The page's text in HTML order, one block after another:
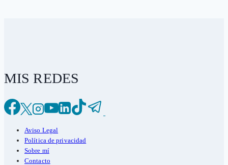
MIS REDES
Aviso Legal
Política de privacidad
Sobre mí
Contacto